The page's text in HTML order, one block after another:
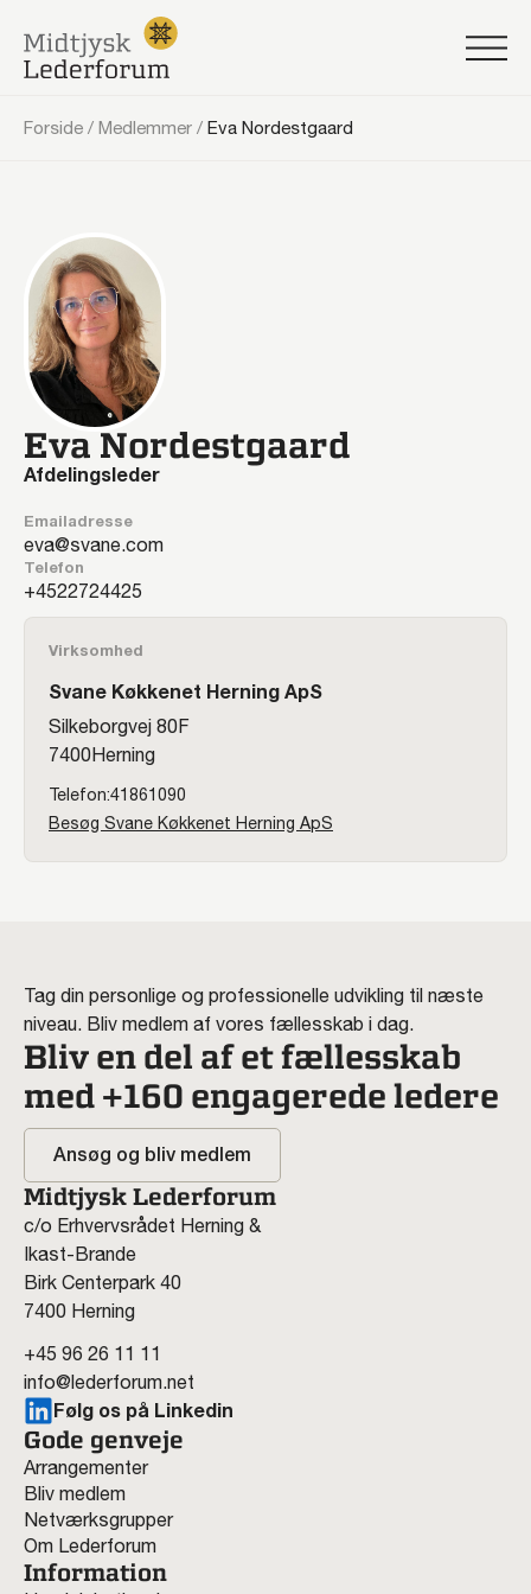
Forside / Medlemmer / Eva Nordestgaard
Eva Nordestgaard
Afdelingsleder
Emailadresse
eva@svane.com
Telefon
22724425
Virksomhed
Svane Køkkenet Herning ApS
Silkeborgvej 80F
7400Herning
41861090
Besøg Svane Køkkenet Herning ApS
Tag din personlige og professionelle udvikling til næste
niveau. Bliv medlem af vores fællesskab i dag.
Bliv en del af et fællesskab
med +160 engagerede ledere
Ansøg og bliv medlem
Midtjysk Lederforum
c/o Erhvervsrådet Herning &
Ikast-Brande
Birk Centerpark 40
7400 Herning
+45 96 26 11 11
info@lederforum.net
Følg os på Linkedin
Gode genveje
Arrangementer
Bliv medlem
Netværksgrupper
Om Lederforum
Information